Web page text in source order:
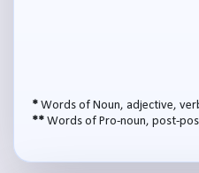
* Words of Noun, adjective,
** Words of Pro-noun, post-